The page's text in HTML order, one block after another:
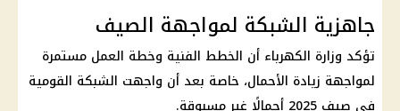
جاهزية الشبكة لمواجهة الصيف
تؤكد وزارة الكهرباء أن الخطط الفنية وخطة العمل مستمرة
لمواجهة زيادة الأحمال، خاصة بعد أن واجهت الشبكة القومية
في صيف 2025 أحمالًا غير مسبوقة.